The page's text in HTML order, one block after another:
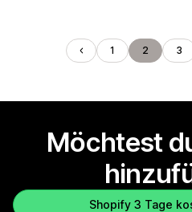
1 2 3
Möchtest
Shopify 3 Tage